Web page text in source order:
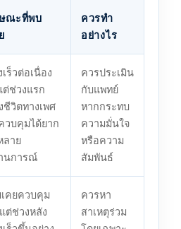
ณะที่พบ
ควรทำ
อย่างไร
ร็วต่อเนื่อง
ต่ช่วงแรก
ชีวิตทางเพศ
วบคุมได้ยาก
ลาย
นการณ์
ควรประเมิน
กับแพทย์
หากกระทบ
ความมั่นใจ
หรือความ
สัมพันธ์
เคยควบคุม
ต่ช่วงหลัง
ควรหา
สาเหตุร่วม